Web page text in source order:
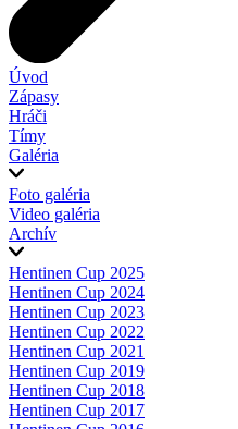
Úvod
Zápasy
Hráči
Tímy
Galéria
Foto galéria
Video galéria
Archív
Hentinen Cup 2025
Hentinen Cup 2024
Hentinen Cup 2023
Hentinen Cup 2022
Hentinen Cup 2021
Hentinen Cup 2019
Hentinen Cup 2018
Hentinen Cup 2017